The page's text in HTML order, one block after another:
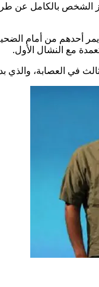
الشخص بالكامل
يمر أحدهم من أمام
مع النشال الأول.
في العصابة، والذي